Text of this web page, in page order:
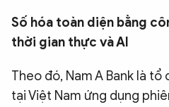
ĐA PHƯƠNG TIỆN
eMagazine
Video
Infographic
Số hóa toàn diện bằng
thời gian thực và AI
Theo đó, Nam A Bank là
tại Việt Nam ứng dụng